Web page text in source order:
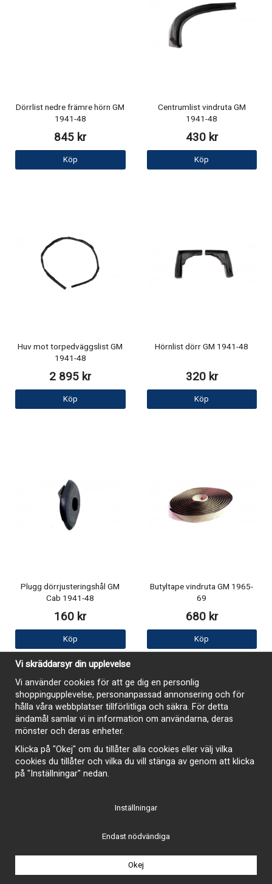
Dörrlist nedre främre hörn GM
1941-48
845 kr
Köp
Centrumlist vindruta GM
1941-48
430 kr
Köp
Huv mot torpedväggslist GM
1941-48
2 895 kr
Köp
Hörnlist dörr GM 1941-48
320 kr
Köp
Plugg dörrjusteringshål GM
Cab 1941-48
160 kr
Köp
Butyltape vindruta GM 1965-
69
680 kr
Köp
Ford 1941-58, GM 1941-53
120 kr
parkeringsbroms Buick,
165 kr
Vi skräddarsyr din upplevelse
Vi använder cookies för att ge dig en personlig
shoppingupplevelse, personanpassad annonsering och för
hålla våra webbplatser tillförlitliga och säkra. För detta
ändamål samlar vi in information om användarna, deras
mönster och deras enheter.
Klicka på "Okej" om du tillåter alla cookies eller välj vilka
cookies du tillåter och vilka du vill stänga av genom att klicka
på "Inställningar" nedan.
Inställningar
Endast nödvändiga
Okej